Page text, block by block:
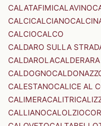
CALATAFIMICALAVINO
CALCICALCIANO
CALCIOCALCO
CALDARO SULLA
CALDAROLA
CALDOGNO
CALESTANOCALICE AL
CALIMERACALITRI
CALLIANO